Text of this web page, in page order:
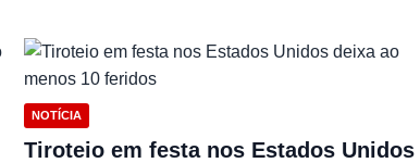
NOTÍCIA
Tiroteio em festa nos Estados Unidos